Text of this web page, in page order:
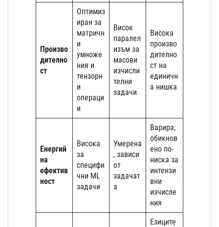
Произво
дително
ст
Оптимиз
иран за
матричн
и
умноже
ния и
тензорн
и
операци
и
Висок
паралел
изъм за
масови
изчисли
телни
задачи
Висока
произво
дително
ст на
единичн
а нишка
Енергий
на
ефектив
ност
Висока
за
специфи
чни ML
задачи
Умерена
, зависи
от
задачат
а
Варира,
обикнов
ено по-
ниска за
интензи
вни
изчисле
ния
Езиците